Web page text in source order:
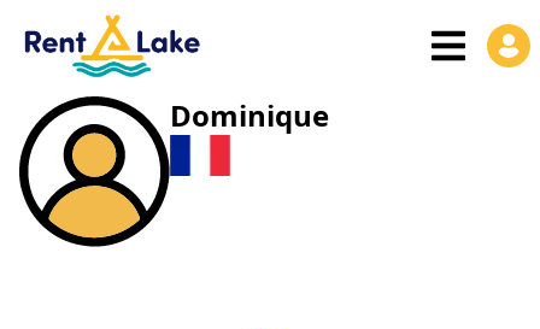
Dominique